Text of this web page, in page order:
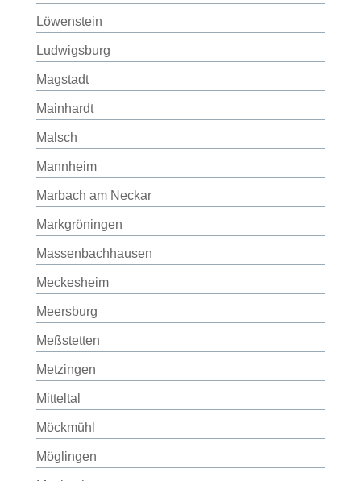
Löwenstein
Ludwigsburg
Magstadt
Mainhardt
Malsch
Mannheim
Marbach am Neckar
Markgröningen
Massenbachhausen
Meckesheim
Meersburg
Meßstetten
Metzingen
Mitteltal
Möckmühl
Möglingen